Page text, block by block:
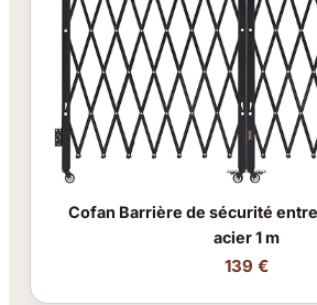
Cofan Barrière de sécurité
acier 1 m
139 €